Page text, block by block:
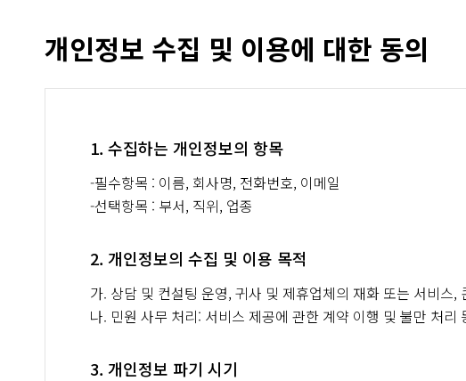
개인정보 수집 및 이용에 대한 동의
1. 수집하는 개인정보의 항목
-필수항목 : 이름, 회사명, 전화번호, 이메일
-선택항목 : 부서, 직위, 업종
2. 개인정보의 수집 및 이용 목적
가. 상담 및 컨설팅 운영, 귀사 및 제휴업체의 재화 또는 서비스,
나. 민원 사무 처리: 서비스 제공에 관한 계약 이행 및 불만 처
3. 개인정보 파기 시기